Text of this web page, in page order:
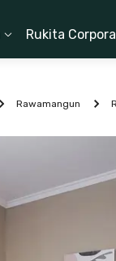
Rukita
Rawamangun